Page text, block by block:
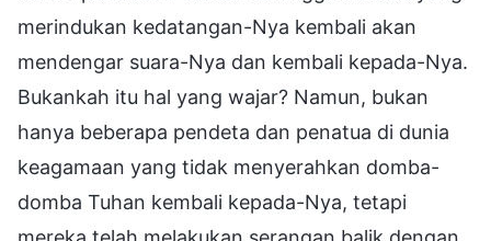
merindukan kedatangan-Nya kembali akan
mendengar suara-Nya dan kembali kepada-Nya.
Bukankah itu hal yang wajar? Namun, bukan
hanya beberapa pendeta dan penatua di dunia
keagamaan yang tidak menyerahkan domba-
domba Tuhan kembali kepada-Nya, tetapi